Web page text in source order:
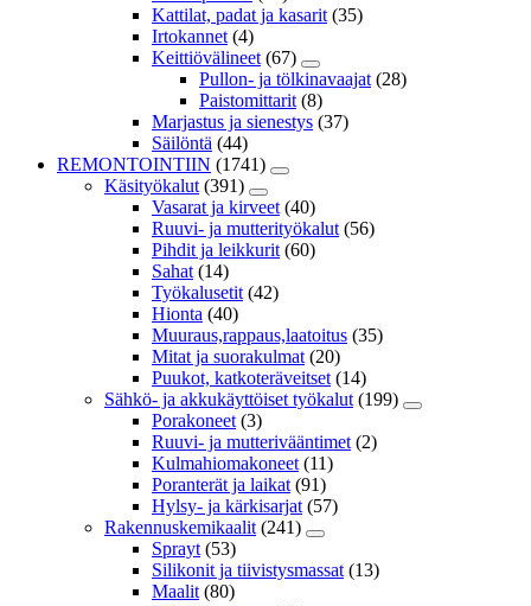
Kattilat, padat ja kasarit (35)
Irtokannet (4)
Keittiövälineet (67)
Pullon- ja tölkinavaajat (28)
Paistomittarit (8)
Marjastus ja sienestys (37)
Säilöntä (44)
REMONTOINTIIN (1741)
Käsityökalut (391)
Vasarat ja kirveet (40)
Ruuvi- ja mutterityökalut (56)
Pihdit ja leikkurit (60)
Sahat (14)
Työkalusetit (42)
Hionta (40)
Muuraus,rappaus,laatoitus (35)
Mitat ja suorakulmat (20)
Puukot, katkoteräveitset (14)
Sähkö- ja akkukäyttöiset työkalut (199)
Porakoneet (3)
Ruuvi- ja mutterivääntimet (2)
Kulmahiomakoneet (11)
Poranterät ja laikat (91)
Hylsy- ja kärkisarjat (57)
Rakennuskemikaalit (241)
Sprayt (53)
Silikonit ja tiivistysmassat (13)
Maalit (80)